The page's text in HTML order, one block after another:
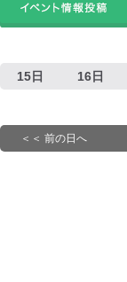
15日 16日
＜＜ 前の日へ